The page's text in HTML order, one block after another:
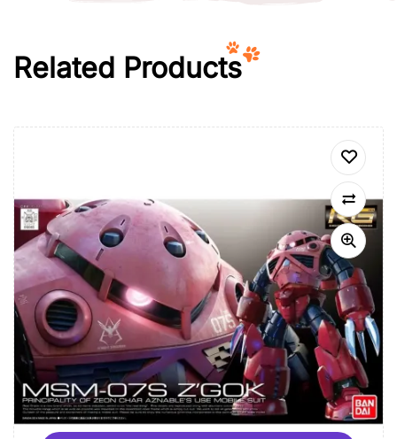
Related Products